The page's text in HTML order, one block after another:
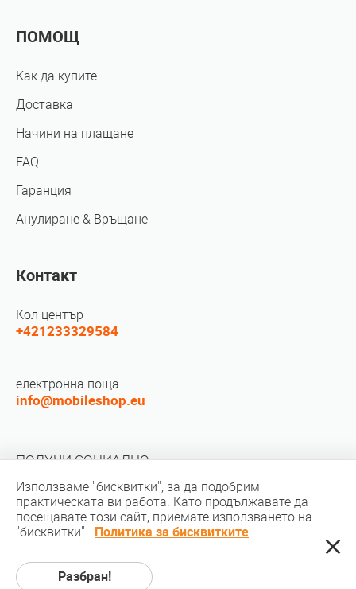
ПОМОЩ
Как да купите
Доставка
Начини на плащане
FAQ
Гаранция
Анулиране & Връщане
Контакт
Кол център
+421233329584
електронна поща
info@mobileshop.eu
ПОЛУЧИ СОЦИАЛНО
Авторско право © 2010-2026 MobileShop.eu. Всички права запазени.
Всички снимки на продукта на сайта са собственост на Mobileshop.eu |
Използваме "бисквитки", за да подобрим
практическата ви работа. Като продължавате да
посещавате този сайт, приемате използването на
"бисквитки". Политика за бисквитките
Разбран!